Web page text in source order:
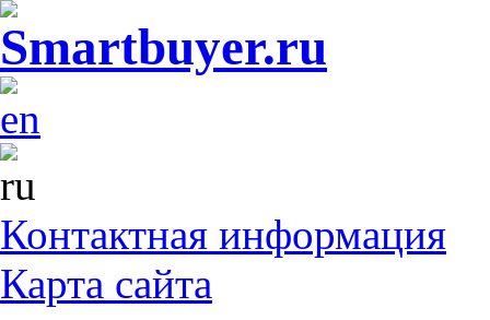
Контактная информация
Карта сайта